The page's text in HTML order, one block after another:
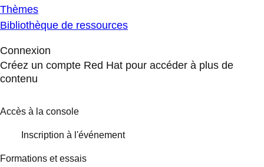
Thèmes
Bibliothèque de ressources
Connexion
Créez un compte Red Hat pour accéder à plus de
contenu
Accès à la console
Inscription à l'événement
Formations et essais